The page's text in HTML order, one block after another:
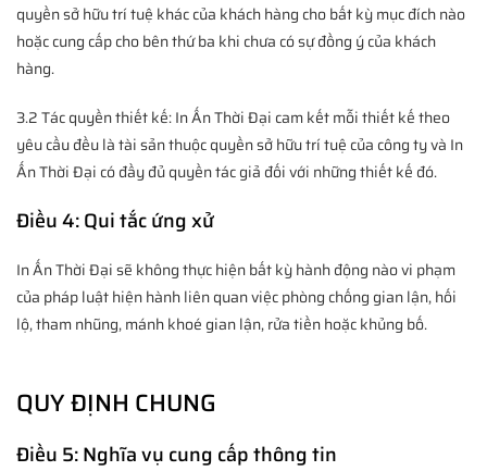
quyền sở hữu trí tuệ khác của khách hàng cho bất kỳ mục đích nào
hoặc cung cấp cho bên thứ ba khi chưa có sự đồng ý của khách
hàng.
3.2 Tác quyền thiết kế: In Ấn Thời Đại cam kết mỗi thiết kế theo
yêu cầu đều là tài sản thuộc quyền sở hữu trí tuệ của công ty và In
Ấn Thời Đại có đầy đủ quyền tác giả đối với những thiết kế đó.
Điều 4: Qui tắc ứng xử
In Ấn Thời Đại sẽ không thực hiện bất kỳ hành động nào vi phạm
của pháp luật hiện hành liên quan việc phòng chống gian lận, hối
lộ, tham nhũng, mánh khoé gian lận, rửa tiền hoặc khủng bố.
QUY ĐỊNH CHUNG
Điều 5: Nghĩa vụ cung cấp thông tin